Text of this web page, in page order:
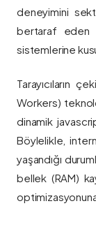
deneyimini
bertaraf eden
sistemlerine
Tarayıcıların
Workers)
dinamik
Böylelikle,
yaşandığı
bellek (RAM)